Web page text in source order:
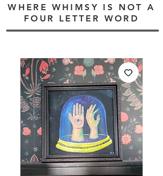
WHERE WHIMSY IS NOT A
FOUR LETTER WORD